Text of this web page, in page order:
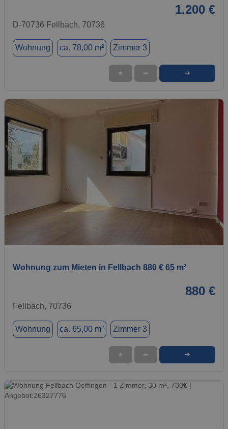
1.200 €
D-70736 Fellbach, 70736
Wohnung ca. 78,00 m² Zimmer 3
★ ➦ ➜
Wohnung zum Mieten in Fellbach 880 € 65 m²
880 €
Fellbach, 70736
Wohnung ca. 65,00 m² Zimmer 3
★ ➦ ➜